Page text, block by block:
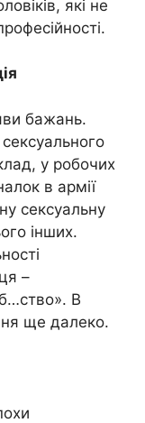
які не
бажань.
у робочих
в армії
сексуальну
інших.
–
В
ще далеко.